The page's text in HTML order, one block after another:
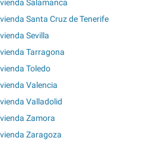
Salamanca
Santa Cruz de Tenerife
Sevilla
Tarragona
Toledo
Valencia
Valladolid
Zamora
Zaragoza